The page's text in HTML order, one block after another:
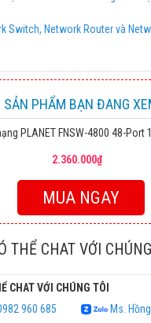
Switch, Network Router và
SẢN PHẨM BẠN ĐANG
PLANET FNSW-4800 48-Port
2.360.000₫
MUA NGAY
THỂ CHAT VỚI
CHAT VỚI CHÚNG TÔI
960 685
Ms.